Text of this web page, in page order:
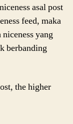
asal post
feed, maka
yang
berbanding
the higher